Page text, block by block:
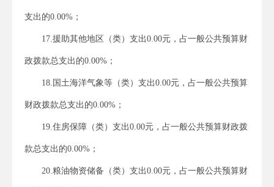
支出的0.00%；
17.援助其他地区（类）支出0.00元，占一般公共预算财
政拨款总支出的0.00%；
18.国土海洋气象等（类）支出0.00元，占一般公共预算
财政拨款总支出的0.00%；
19.住房保障（类）支出0.00元，占一般公共预算财政拨
款总支出的0.00%；
20.粮油物资储备（类）支出0.00元，占一般公共预算财